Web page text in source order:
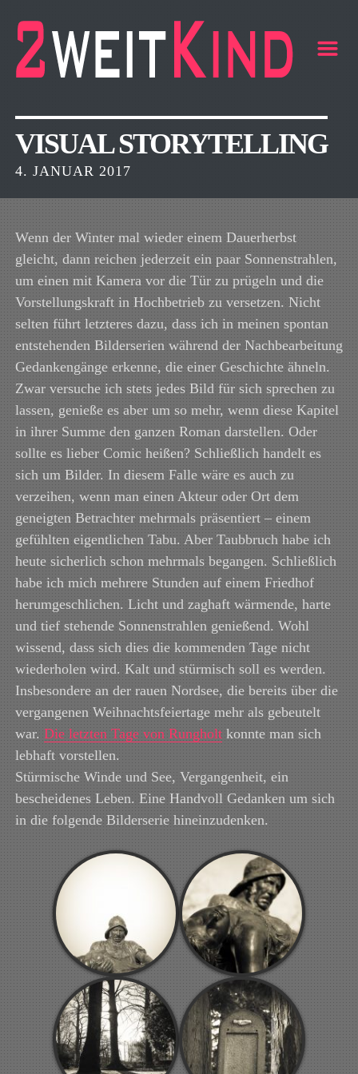
m
VISUAL STORYTELLING
4. JANUAR 2017
Wenn der Winter mal wieder einem Dauerherbst
gleicht, dann reichen jederzeit ein paar Sonnenstrahlen,
um einen mit Kamera vor die Tür zu prügeln und die
Vorstellungskraft in Hochbetrieb zu versetzen. Nicht
selten führt letzteres dazu, dass ich in meinen spontan
entstehenden Bilderserien während der Nachbearbeitung
Gedankengänge erkenne, die einer Geschichte ähneln.
Zwar versuche ich stets jedes Bild für sich sprechen zu
lassen, genieße es aber um so mehr, wenn diese Kapitel
in ihrer Summe den ganzen Roman darstellen. Oder
sollte es lieber Comic heißen? Schließlich handelt es
sich um Bilder. In diesem Falle wäre es auch zu
verzeihen, wenn man einen Akteur oder Ort dem
geneigten Betrachter mehrmals präsentiert – einem
gefühlten eigentlichen Tabu. Aber Taubbruch habe ich
heute sicherlich schon mehrmals begangen. Schließlich
habe ich mich mehrere Stunden auf einem Friedhof
herumgeschlichen. Licht und zaghaft wärmende, harte
und tief stehende Sonnenstrahlen genießend. Wohl
wissend, dass sich dies die kommenden Tage nicht
wiederholen wird. Kalt und stürmisch soll es werden.
Insbesondere an der rauen Nordsee, die bereits über die
vergangenen Weihnachtsfeiertage mehr als gebeutelt
war. Die letzten Tage von Rungholtkonnte man sich
lebhaft vorstellen.
Stürmische Winde und See, Vergangenheit, ein
bescheidenes Leben. Eine Handvoll Gedanken um sich
in die folgende Bilderserie hineinzudenken.